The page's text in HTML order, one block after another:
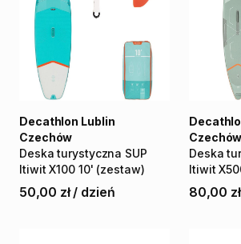
Deska turystyczna SUP
Itiwit X100 10' (zestaw)
Decathlon Lublin
Czechów
50,00 zł / dzień
Deska
Itiwit
Czechów
80,00 zł